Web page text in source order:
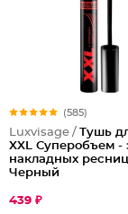
(585)
Luxvisage / Тушь
XXL Суперобъем -
накладных
Черный
439 ₽